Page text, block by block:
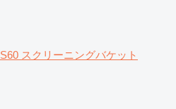
S60 スクリーニングバケット